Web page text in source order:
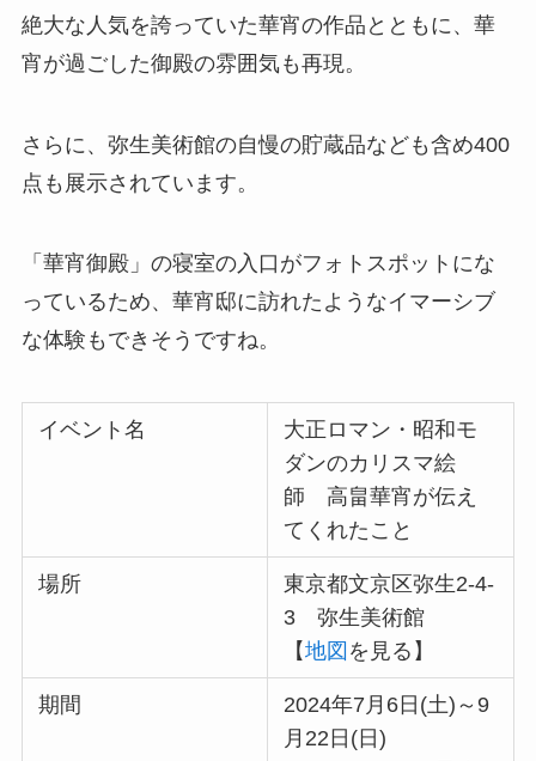
絶大な人気を誇っていた華宵の作品とともに、華
宵が過ごした御殿の雰囲気も再現。
さらに、弥生美術館の自慢の貯蔵品なども含め400
点も展示されています。
「華宵御殿」の寝室の入口がフォトスポットにな
っているため、華宵邸に訪れたようなイマーシブ
な体験もできそうですね。
イベント名
大正ロマン・昭和モ
ダンのカリスマ絵
師 高畠華宵が伝え
てくれたこと
場所
東京都文京区弥生2-4-
3 弥生美術館
【地図 を見る】
期間
2024年7月6日(土)～9
月22日(日)